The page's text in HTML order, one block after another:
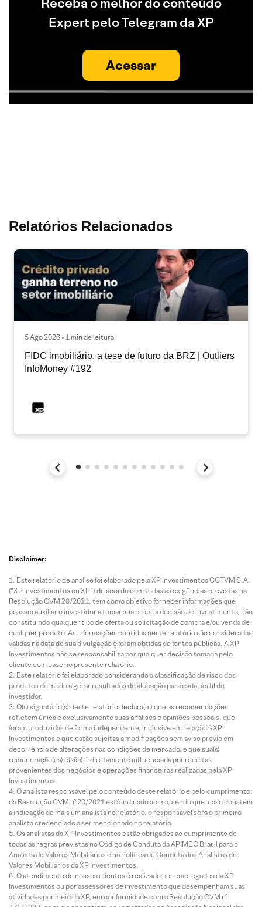
Expert pelo Telegram da XP
Acessar
Relatórios Relacionados
5 Ago 2026 • 1 min de leitura
FIDC imobiliário, a tese de futuro da BRZ | Outliers
InfoMoney #192
Disclaimer:
Este relatório de análise foi elaborado pela XP Investimentos CCTVM S.A.
(“XP Investimentos ou XP”) de acordo com todas as exigências previstas na
Resolução CVM 20/2021, tem como objetivo fornecer informações que
possam auxiliar o investidor a tomar sua própria decisão de investimento, não
constituindo qualquer tipo de oferta ou solicitação de compra e/ou venda de
qualquer produto. As informações contidas neste relatório são consideradas
válidas na data de sua divulgação e foram obtidas de fontes públicas. A XP
Investimentos não se responsabiliza por qualquer decisão tomada pelo
cliente com base no presente relatório.
Este relatório foi elaborado considerando a classificação de risco dos
produtos de modo a gerar resultados de alocação para cada perfil de
investidor.
O(s) signatário(s) deste relatório declara(m) que as recomendações
refletem única e exclusivamente suas análises e opiniões pessoais, que
foram produzidas de forma independente, inclusive em relação à XP
Investimentos e que estão sujeitas a modificações sem aviso prévio em
decorrência de alterações nas condições de mercado, e que sua(s)
remuneração(es) é(são) indiretamente influenciada por receitas
provenientes dos negócios e operações financeiras realizadas pela XP
Investimentos.
O analista responsável pelo conteúdo deste relatório e pelo cumprimento
da Resolução CVM nº 20/2021 está indicado acima, sendo que, caso constem
a indicação de mais um analista no relatório, o responsável será o primeiro
analista credenciado a ser mencionado no relatório.
Os analistas da XP Investimentos estão obrigados ao cumprimento de
todas as regras previstas no Código de Conduta da APIMEC Brasil para o
Analista de Valores Mobiliários e na Política de Conduta dos Analistas de
Valores Mobiliários da XP Investimentos.
O atendimento de nossos clientes é realizado por empregados da XP
Investimentos ou por assessores de investimento que desempenham suas
atividades por meio da XP, em conformidade com a Resolução CVM nº